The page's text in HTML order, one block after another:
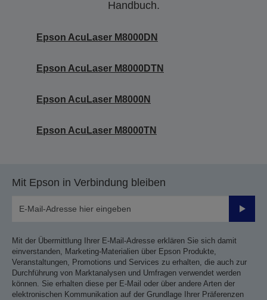
Handbuch.
Epson AcuLaser M8000DN
Epson AcuLaser M8000DTN
Epson AcuLaser M8000N
Epson AcuLaser M8000TN
Mit Epson in Verbindung bleiben
Mit der Übermittlung Ihrer E-Mail-Adresse erklären Sie sich damit
einverstanden, Marketing-Materialien über Epson Produkte,
Veranstaltungen, Promotions und Services zu erhalten, die auch zur
Durchführung von Marktanalysen und Umfragen verwendet werden
können. Sie erhalten diese per E-Mail oder über andere Arten der
elektronischen Kommunikation auf der Grundlage Ihrer Präferenzen